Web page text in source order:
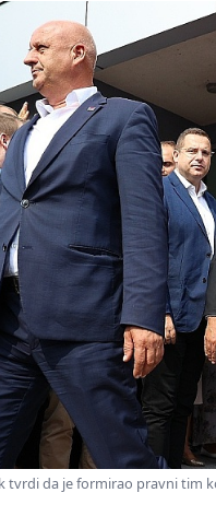
tvrdi da je formirao pravni tim